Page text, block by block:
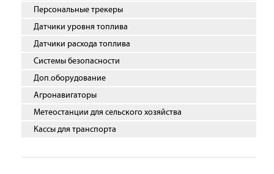
Персональные трекеры
Датчики уровня топлива
Датчики расхода топлива
Системы безопасности
Доп.оборудование
Агронавигаторы
Метеостанции для сельского хозяйства
Кассы для транспорта